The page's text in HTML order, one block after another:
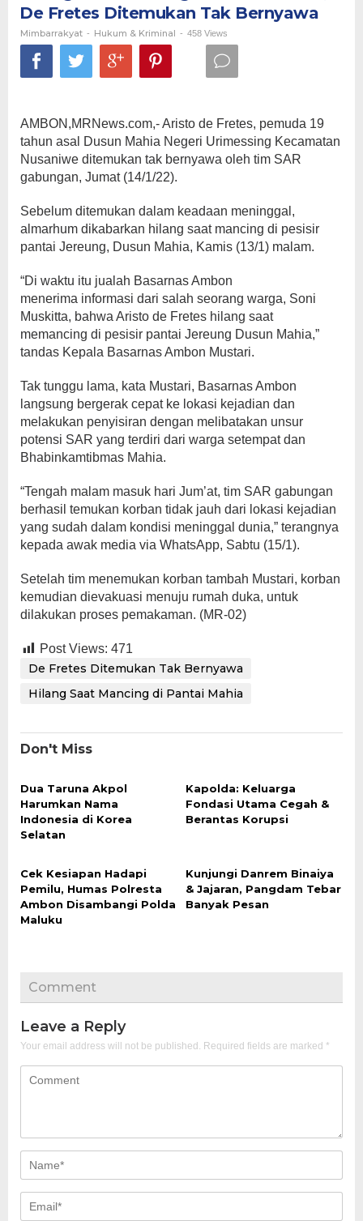
De
Fretes
Ditemukan
Tak
Bernyawa
De Fretes Ditemukan Tak Bernyawa
Mimbarrakyat - Hukum & Kriminal - 458 Views
AMBON,MRNews.com,- Aristo de Fretes, pemuda 19
tahun asal Dusun Mahia Negeri Urimessing Kecamatan
Nusaniwe ditemukan tak bernyawa oleh tim SAR
gabungan, Jumat (14/1/22).
Sebelum ditemukan dalam keadaan meninggal,
almarhum dikabarkan hilang saat mancing di pesisir
pantai Jereung, Dusun Mahia, Kamis (13/1) malam.
“Di waktu itu jualah Basarnas Ambon
menerima informasi dari salah seorang warga, Soni
Muskitta, bahwa Aristo de Fretes hilang saat
memancing di pesisir pantai Jereung Dusun Mahia,”
tandas Kepala Basarnas Ambon Mustari.
Tak tunggu lama, kata Mustari, Basarnas Ambon
langsung bergerak cepat ke lokasi kejadian dan
melakukan penyisiran dengan melibatakan unsur
potensi SAR yang terdiri dari warga setempat dan
Bhabinkamtibmas Mahia.
“Tengah malam masuk hari Jum’at, tim SAR gabungan
berhasil temukan korban tidak jauh dari lokasi kejadian
yang sudah dalam kondisi meninggal dunia,” terangnya
kepada awak media via WhatsApp, Sabtu (15/1).
Setelah tim menemukan korban tambah Mustari, korban
kemudian dievakuasi menuju rumah duka, untuk
dilakukan proses pemakaman. (MR-02)
Post Views: 471
De Fretes Ditemukan Tak Bernyawa
Hilang Saat Mancing di Pantai Mahia
Don't Miss
Dua Taruna Akpol
Harumkan Nama
Indonesia di Korea
Selatan
Kapolda: Keluarga
Fondasi Utama Cegah &
Berantas Korupsi
Cek Kesiapan Hadapi
Pemilu, Humas Polresta
Ambon Disambangi Polda
Maluku
Kunjungi Danrem Binaiya
& Jajaran, Pangdam Tebar
Banyak Pesan
Comment
Leave a Reply
Your email address will not be published. Required fields are marked *